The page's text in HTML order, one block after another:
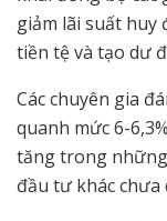
giảm lãi suất
tiền tệ và tạo dư
Các chuyên gia
quanh mức 6-
tăng trong
đầu tư khác